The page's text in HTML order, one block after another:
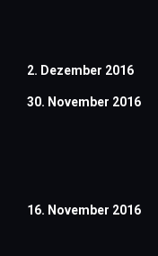
2. Dezember 2016
30. November 2016
16. November 2016